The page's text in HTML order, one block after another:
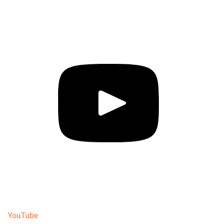
YouTube